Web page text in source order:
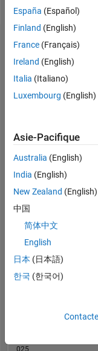
Tableau de bord
Statistiques
MATLAB Answers
CONTRIBUTIONS L
0
2
025
España (Español)
Finland (English)
France (Français)
Ireland (English)
Italia (Italiano)
Luxembourg (English)
Asie-Pacifique
Australia (English)
India (English)
New Zealand (English)
中国
简体中文
English
日本 (日本語)
한국 (한국어)